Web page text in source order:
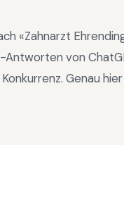
«Zahnarzt
Antworten von
Genau